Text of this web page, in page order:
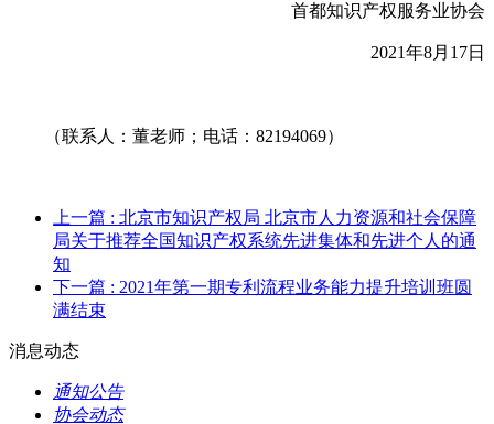
首都知识产权服务业协会
2021年8月17日
（联系人：董老师；电话：82194069）
上一篇 : 北京市知识产权局 北京市人力资源和社会保障
局关于推荐全国知识产权系统先进集体和先进个人的通
知
下一篇 : 2021年第一期专利流程业务能力提升培训班圆
满结束
消息动态
通知公告
协会动态